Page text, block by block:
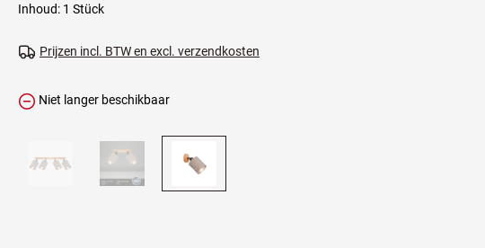
Inhoud: 1 Stück
Prijzen incl. BTW en excl. verzendkosten
Niet langer beschikbaar